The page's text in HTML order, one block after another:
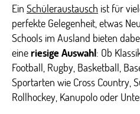
Ein Schüleraustausch ist für
perfekte Gelegenheit, etwas
Schools im Ausland bieten
eineriesige Auswahl: Ob
Football, Rugby, Basketball,
Sportarten wie Cross Country,
Rollhockey, Kanupolo oder